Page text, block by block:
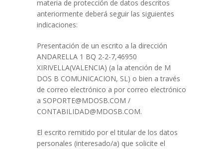
materia de protección de datos descritos
anteriormente deberá seguir las siguientes
indicaciones:
Presentación de un escrito a la dirección
ANDARELLA 1 BQ 2-2-7,46950
XIRIVELLA(VALENCIA) (a la atención de M
DOS B COMUNICACION, SL) o bien a través
de correo electrónico a por correo electrónico
a SOPORTE@MDOSB.COM /
CONTABILIDAD@MDOSB.COM.
El escrito remitido por el titular de los datos
personales (interesado/a) que solicite el